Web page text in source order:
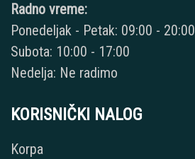
Radno vreme:
Ponedeljak - Petak: 09:00 - 20:00
Subota: 10:00 - 17:00
Nedelja: Ne radimo
KORISNIČKI NALOG
Korpa